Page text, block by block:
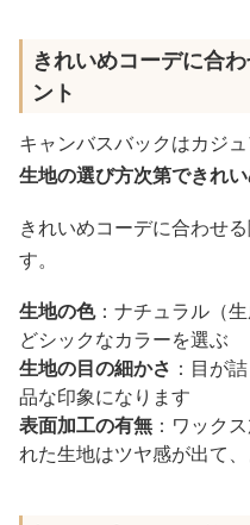
きれいめコーデに合
ント
キャンバスバックはカジ
生地の選び方次第できれ
きれいめコーデに合わせ
す。
生地の色：ナチュラル（
どシックなカラーを選ぶ
生地の目の細かさ ：目が
品な印象になります
表面加工の有無 ：ワック
れた生地はツヤ感が出て